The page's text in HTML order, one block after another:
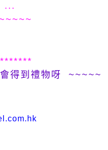
...
得到禮物呀 ~~~~~